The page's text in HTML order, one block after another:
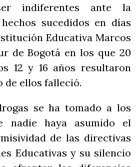
indiferentes ante la
sucedidos en días
Educativa Marcos
de Bogotá en los que 20
12 y 16 años resultaron
de ellos falleció.
se ha tomado a los
nadie haya asumido el
de las directivas
Educativas y su silencio